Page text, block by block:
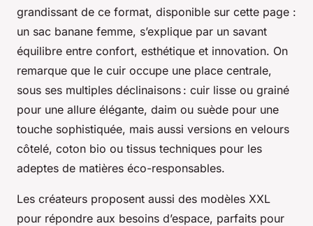
grandissant de ce format, disponible sur cette page :
un sac banane femme, s’explique par un savant
équilibre entre confort, esthétique et innovation. On
remarque que le cuir occupe une place centrale,
sous ses multiples déclinaisons : cuir lisse ou grainé
pour une allure élégante, daim ou suède pour une
touche sophistiquée, mais aussi versions en velours
côtelé, coton bio ou tissus techniques pour les
adeptes de matières éco-responsables.
Les créateurs proposent aussi des modèles XXL
pour répondre aux besoins d’espace, parfaits pour